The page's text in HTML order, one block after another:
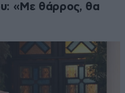
«Με θάρρος, θα